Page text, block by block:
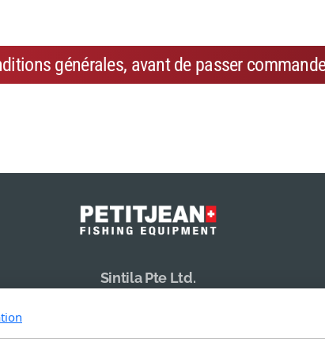
générales, avant de passer
Sintila Pte Ltd.